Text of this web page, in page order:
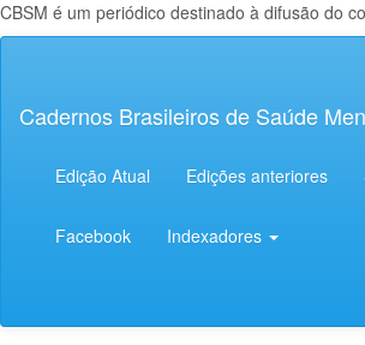
CBSM é um periódico destinado à difusão do
principal
Lateral
Cadernos Brasileiros de Saúde
Edição Atual Edições anteriores
Facebook Indexadores